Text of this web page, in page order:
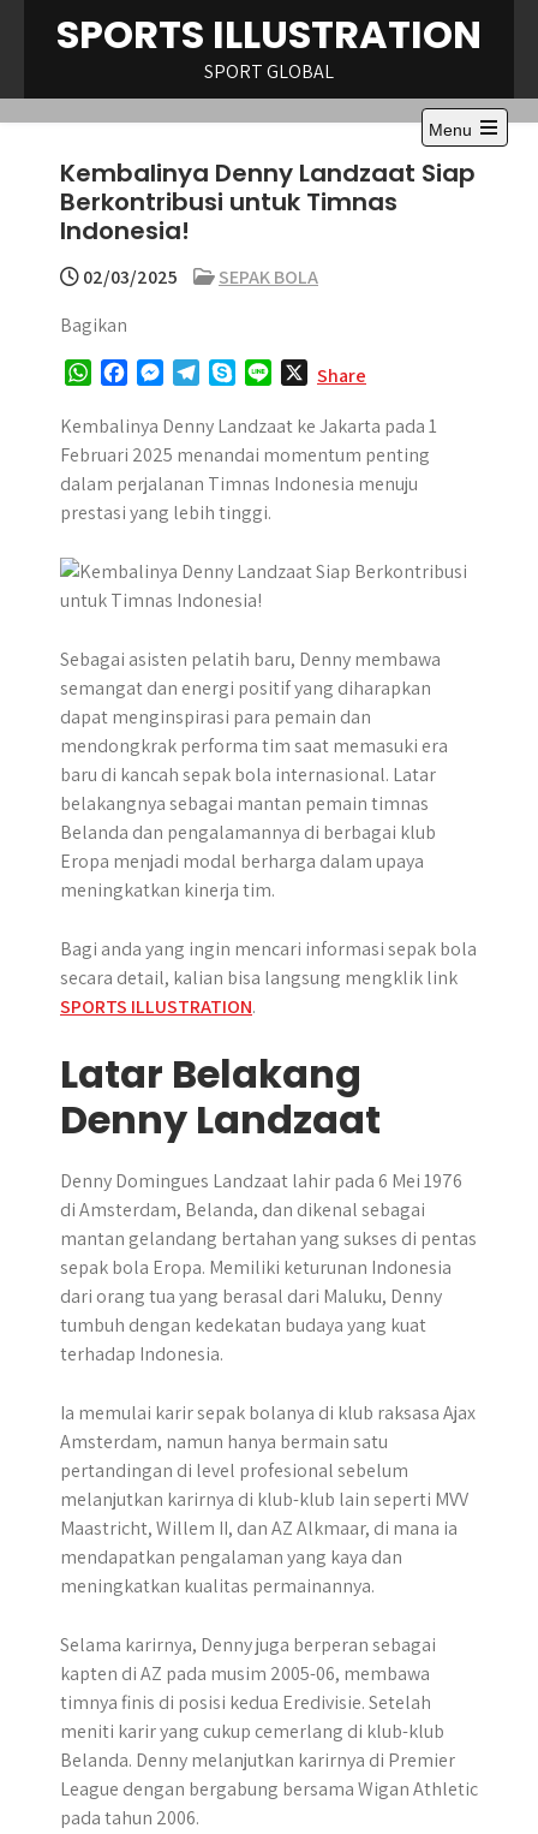
SPORTS ILLUSTRATION
SPORT GLOBAL
Menu
Open
the
main
Kembalinya Denny Landzaat Siap
Berkontribusi untuk Timnas
Indonesia!
02/03/2025
SEPAK BOLA
Bagikan
W
a
t
s
A
c
e
b
o
o
s
s
e
n
g
r
l
e
g
r
y
p
e
n
e
Share
Kembalinya Denny Landzaat ke Jakarta pada 1
Februari 2025 menandai momentum penting
dalam perjalanan Timnas Indonesia menuju
prestasi yang lebih tinggi.
Sebagai asisten pelatih baru, Denny membawa
semangat dan energi positif yang diharapkan
dapat menginspirasi para pemain dan
mendongkrak performa tim saat memasuki era
baru di kancah sepak bola internasional. Latar
belakangnya sebagai mantan pemain timnas
Belanda dan pengalamannya di berbagai klub
Eropa menjadi modal berharga dalam upaya
meningkatkan kinerja tim.
Bagi anda yang ingin mencari informasi sepak bola
secara detail, kalian bisa langsung mengklik link
SPORTS ILLUSTRATION.
Latar Belakang
Denny Landzaat
Denny Domingues Landzaat lahir pada 6 Mei 1976
di Amsterdam, Belanda, dan dikenal sebagai
mantan gelandang bertahan yang sukses di pentas
sepak bola Eropa. Memiliki keturunan Indonesia
dari orang tua yang berasal dari Maluku, Denny
tumbuh dengan kedekatan budaya yang kuat
terhadap Indonesia.
Ia memulai karir sepak bolanya di klub raksasa Ajax
Amsterdam, namun hanya bermain satu
pertandingan di level profesional sebelum
melanjutkan karirnya di klub-klub lain seperti MVV
Maastricht, Willem II, dan AZ Alkmaar, di mana ia
mendapatkan pengalaman yang kaya dan
meningkatkan kualitas permainannya.
Selama karirnya, Denny juga berperan sebagai
kapten di AZ pada musim 2005-06, membawa
timnya finis di posisi kedua Eredivisie. Setelah
meniti karir yang cukup cemerlang di klub-klub
Belanda. Denny melanjutkan karirnya di Premier
League dengan bergabung bersama Wigan Athletic
pada tahun 2006.